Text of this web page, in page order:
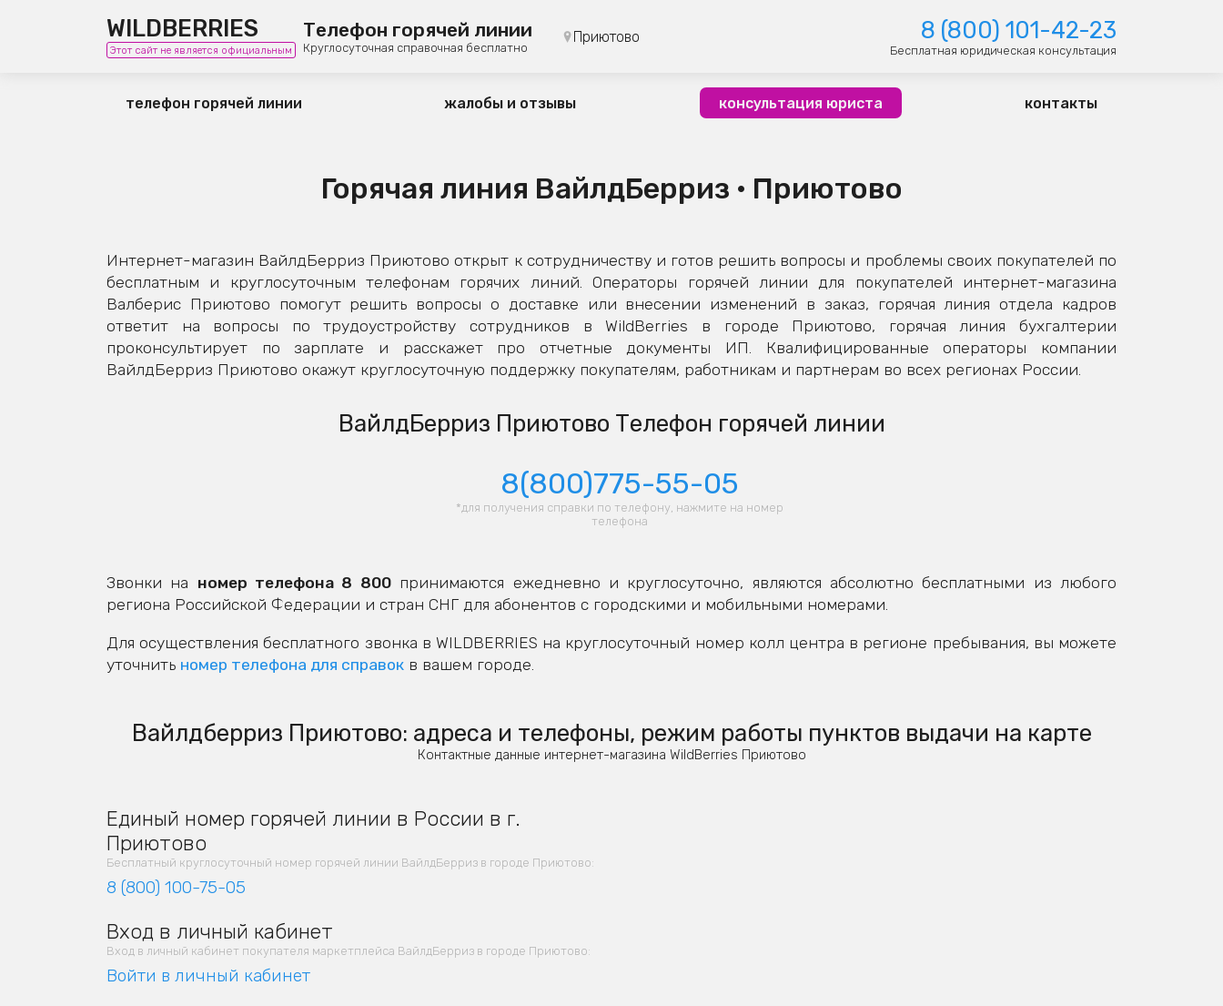
WILDBERRIES
Этот сайт не является официальным
Телефон горячей линии
Круглосуточная справочная бесплатно
Приютово 8 (800) 101-42-23
Бесплатная юридическая консультация
телефон горячей линии жалобы и отзывы консультация юриста контакты
Горячая линия ВайлдБерриз • Приютово
Интернет-магазин ВайлдБерриз Приютово открыт к сотрудничеству и готов решить вопросы и проблемы своих покупателей по
бесплатным и круглосуточным телефонам горячих линий. Операторы горячей линии для покупателей интернет-магазина
Валберис Приютово помогут решить вопросы о доставке или внесении изменений в заказ, горячая линия отдела кадров
ответит на вопросы по трудоустройству сотрудников в WildBerries в городе Приютово, горячая линия бухгалтерии
проконсультирует по зарплате и расскажет про отчетные документы ИП. Квалифицированные операторы компании
ВайлдБерриз Приютово окажут круглосуточную поддержку покупателям, работникам и партнерам во всех регионах России.
ВайлдБерриз Приютово Телефон горячей линии
8(800)775-55-05
*для получения справки по телефону, нажмите на номер
телефона
Звонки на номер телефона 8 800принимаются ежедневно и круглосуточно, являются абсолютно бесплатными из любого
региона Российской Федерации и стран СНГ для абонентов с городскими и мобильными номерами.
Для осуществления бесплатного звонка в WILDBERRIES на круглосуточный номер колл центра в регионе пребывания, вы можете
уточнить номер телефона для справок в вашем городе.
Вайлдберриз Приютово: адреса и телефоны, режим работы пунктов выдачи на карте
Контактные данные интернет-магазина WildBerries Приютово
Единый номер горячей линии в России в г.
Приютово
Бесплатный круглосуточный номер горячей линии ВайлдБерриз в городе Приютово:
8 (800) 100-75-05
Вход в личный кабинет
Вход в личный кабинет покупателя маркетплейса ВайлдБерриз в городе Приютово:
Войти в личный кабинет